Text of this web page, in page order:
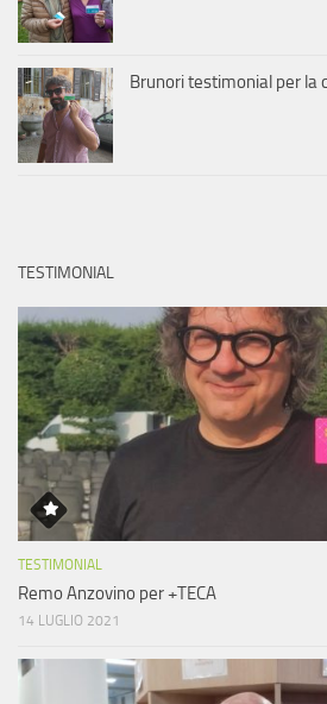
Brunori testimonial per la
TESTIMONIAL
TESTIMONIAL
Remo Anzovino per +TECA
14 LUGLIO 2021